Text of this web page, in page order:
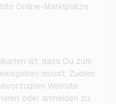
Online-Marktplätze
ist, dass Du zum
musst. Zudem
Website
oder anmelden zu